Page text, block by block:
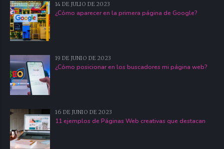
14 DE JULIO DE 2023
¿Cómo aparecer en la primera página de Google?
19 DE JUNIO DE 2023
¿Cómo posicionar en los buscadores mi página web?
16 DE JUNIO DE 2023
11 ejemplos de Páginas Web creativas que destacan